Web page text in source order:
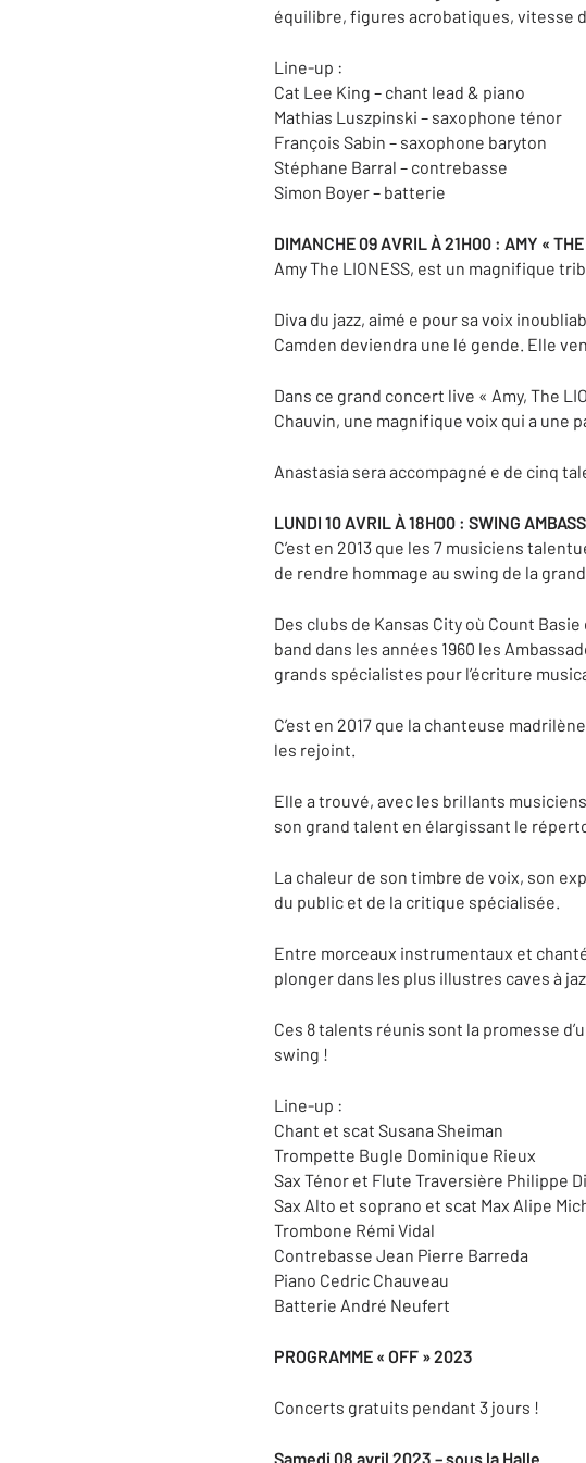
équilibre, figures acrobatiques, vitesse
Line-up :
Cat Lee King – chant lead & piano
Mathias Luszpinski – saxophone ténor
François Sabin – saxophone baryton
Stéphane Barral – contrebasse
Simon Boyer – batterie
DIMANCHE 09 AVRIL À 21H00 : AMY «
Amy The LIONESS, est un magnifique
Diva du jazz, aimé e pour sa voix
Camden deviendra une lé gende. Elle
Dans ce grand concert live « Amy, The
Chauvin, une magnifique voix qui a une
Anastasia sera accompagné e de cinq
LUNDI 10 AVRIL À 18H00 : SWING
C’est en 2013 que les 7 musiciens
de rendre hommage au swing de la
Des clubs de Kansas City où Count
band dans les années 1960 les
grands spécialistes pour l’écriture
C’est en 2017 que la chanteuse
les rejoint.
Elle a trouvé, avec les brillants
son grand talent en élargissant le
La chaleur de son timbre de voix, son
du public et de la critique spécialisée.
Entre morceaux instrumentaux et
plonger dans les plus illustres caves à
Ces 8 talents réunis sont la promesse
swing !
Line-up :
Chant et scat Susana Sheiman
Trompette Bugle Dominique Rieux
Sax Ténor et Flute Traversière Philippe
Sax Alto et soprano et scat Max Alipe
Trombone Rémi Vidal
Contrebasse Jean Pierre Barreda
Piano Cedric Chauveau
Batterie André Neufert
PROGRAMME « OFF » 2023
Concerts gratuits pendant 3 jours !
Samedi 08 avril 2023 – sous la Halle